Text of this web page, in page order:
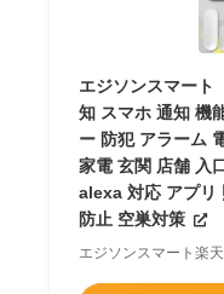
エジソンスマート
知 スマホ 通知 機
ー 防犯 アラーム
家電 玄関 店舗 入
alexa 対応 アプリ
防止 空巣対策
エジソンスマート楽